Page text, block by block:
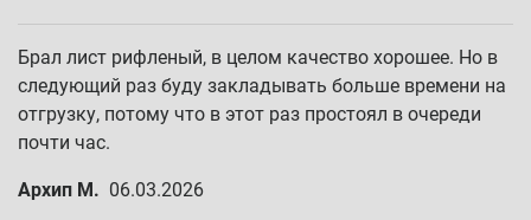
Брал лист рифленый, в целом качество хорошее. Но в
следующий раз буду закладывать больше времени на
отгрузку, потому что в этот раз простоял в очереди
почти час.
Архип М. 06.03.2026